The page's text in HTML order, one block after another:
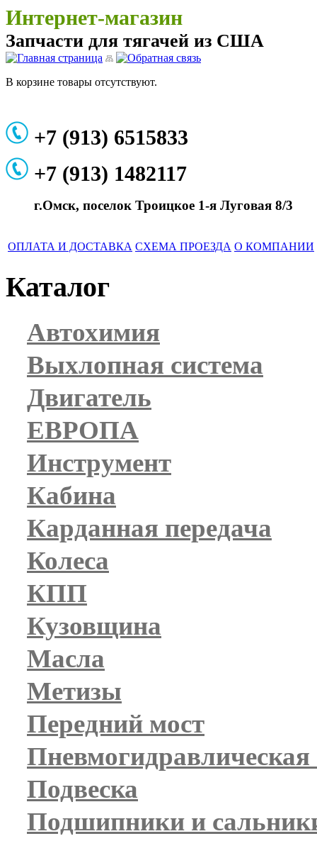
Интернет-магазин
Запчасти для тягачей из США
В корзине товары отсутствуют.
+7 (913) 6515833
+7 (913) 1482117
г.Омск, поселок Троицкое 1-я Луговая 8/3
ОПЛАТА И ДОСТАВКА СХЕМА ПРОЕЗДА О КОМПАНИИ
Каталог
Автохимия
Выхлопная система
Двигатель
ЕВРОПА
Инструмент
Кабина
Карданная передача
Колеса
КПП
Кузовщина
Масла
Метизы
Передний мост
Пневмогидравлическая
Подвеска
Подшипники и